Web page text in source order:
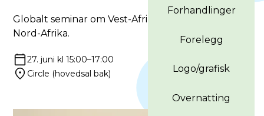
Forhandlinger
Forelegg
Logo/grafisk
Overnatting
Globalt seminar om Vest-Afrika, Midtøsten og
Nord-Afrika.
27. juni kl 15:00–17:00
Circle (hovedsal bak)